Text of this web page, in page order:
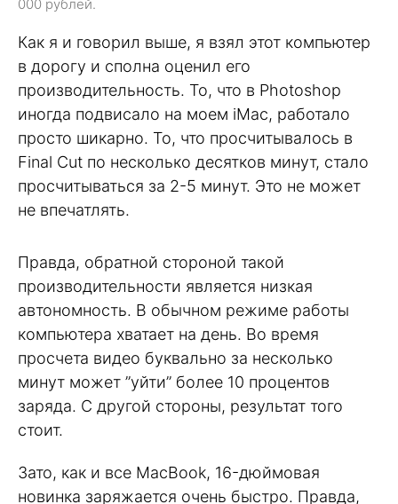
000 рублей.
Как я и говорил выше, я взял этот компьютер
в дорогу и сполна оценил его
производительность. То, что в Photoshop
иногда подвисало на моем iMac, работало
просто шикарно. То, что просчитывалось в
Final Cut по несколько десятков минут, стало
просчитываться за 2-5 минут. Это не может
не впечатлять.
Правда, обратной стороной такой
производительности является низкая
автономность. В обычном режиме работы
компьютера хватает на день. Во время
просчета видео буквально за несколько
минут может ”уйти” более 10 процентов
заряда. С другой стороны, результат того
стоит.
Зато, как и все MacBook, 16-дюймовая
новинка заряжается очень быстро. Правда,